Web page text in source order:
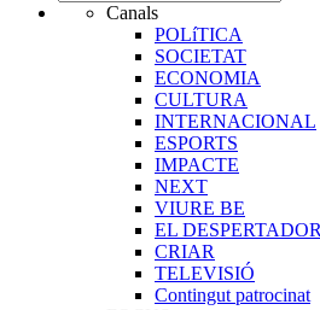
Canals
POLíTICA
SOCIETAT
ECONOMIA
CULTURA
INTERNACIONAL
ESPORTS
IMPACTE
NEXT
VIURE BE
EL DESPERTADOR
CRIAR
TELEVISIÓ
Contingut patrocinat